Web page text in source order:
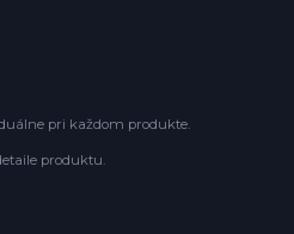
pri každom produkte.
produktu.